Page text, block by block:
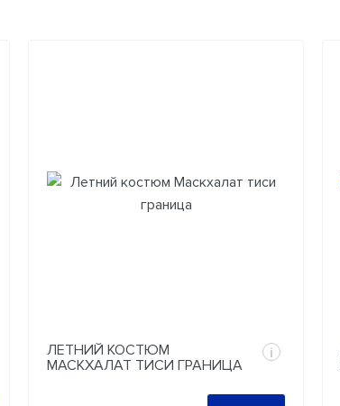
ЛЕТНИЙ КОСТЮМ
МАСКХАЛАТ ТИСИ ГРАНИЦА
i